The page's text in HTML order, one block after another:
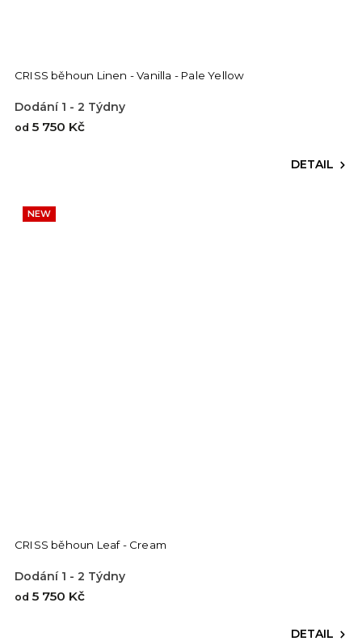
CRISS běhoun Linen - Vanilla - Pale Yellow
Dodání 1 - 2 Týdny
od 5 750 Kč
DETAIL
NEW
CRISS běhoun Leaf - Cream
Dodání 1 - 2 Týdny
od 5 750 Kč
DETAIL